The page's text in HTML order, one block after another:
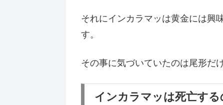
それにインカラマッは黄金には興
す。
その事に気づいていたのは尾形だ
インカラマッは死亡する